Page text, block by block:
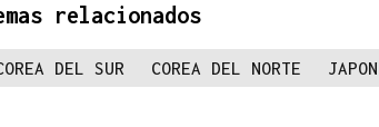
relacionados
DEL SUR COREA DEL NORTE JAPON